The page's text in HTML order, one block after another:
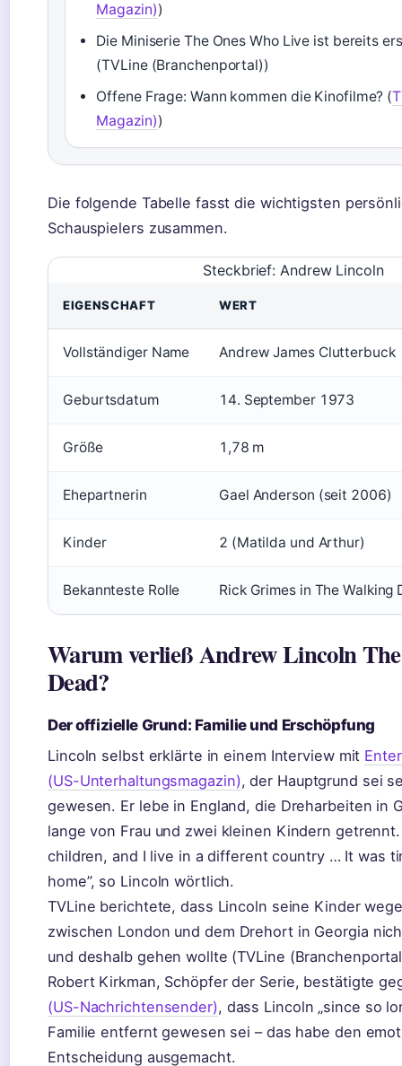
Magazin))
Die Miniserie The Ones Who Live ist bereits
(TVLine (Branchenportal))
Offene Frage: Wann kommen die Kinofilme? (
Magazin))
Die folgende Tabelle fasst die wichtigsten
Schauspielers zusammen.
Steckbrief: Andrew Lincoln
EIGENSCHAFT WERT
Vollständiger Name Andrew James Clutterbuck
Geburtsdatum 14. September 1973
Größe 1,78 m
Ehepartnerin Gael Anderson (seit 2006)
Kinder 2 (Matilda und Arthur)
Bekannteste Rolle Rick Grimes in The
Warum verließ Andrew Lincoln
Dead?
Der offizielle Grund: Familie und Erschöpfung
Lincoln selbst erklärte in einem Interview mit
(US-Unterhaltungsmagazin), der Hauptgrund sei
gewesen. Er lebe in England, die Dreharbeiten in
lange von Frau und zwei kleinen Kindern
children, and I live in a different country … It was
home”, so Lincoln wörtlich.
TVLine berichtete, dass Lincoln seine Kinder
zwischen London und dem Drehort in Georgia
und deshalb gehen wollte (TVLine
Robert Kirkman, Schöpfer der Serie, bestätigte
(US-Nachrichtensender), dass Lincoln „since so
Familie entfernt gewesen sei – das habe den
Entscheidung ausgemacht.